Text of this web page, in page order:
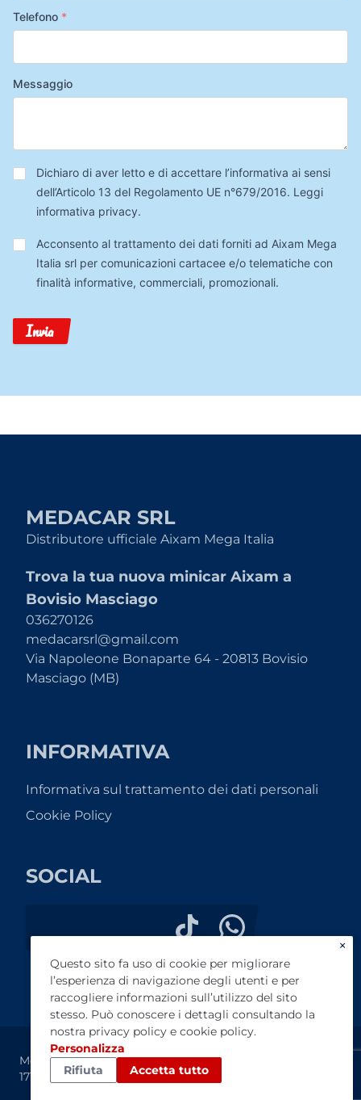
Telefono *
Messaggio
Privacy*
Dichiaro di aver letto e di accettare l’informativa ai sensi
dell’Articolo 13 del Regolamento UE n°679/2016. Leggi
informativa privacy.
Trattamento
Dati
Acconsento al trattamento dei dati forniti ad Aixam Mega
Italia srl per comunicazioni cartacee e/o telematiche con
finalità informative, commerciali, promozionali.
Invia
MEDACAR SRL
Distributore ufficiale Aixam Mega Italia
Trova la tua nuova minicar Aixam a
Bovisio Masciago
036270126
medacarsrl@gmail.com
Via Napoleone Bonaparte 64 - 20813 Bovisio
Masciago (MB)
INFORMATIVA
Informativa sul trattamento dei dati personali
Cookie Policy
SOCIAL
Medacar srl - P.IVA IT03998290963 - Reg. Imprese MB
1717839 - Cap. Sociale € 100.000,00
×
Questo sito fa uso di cookie per migliorare
l’esperienza di navigazione degli utenti e per
raccogliere informazioni sull’utilizzo del sito
stesso. Può conoscere i dettagli consultando la
nostra privacy policy e cookie policy.
Personalizza
Rifiuta
Accetta tutto